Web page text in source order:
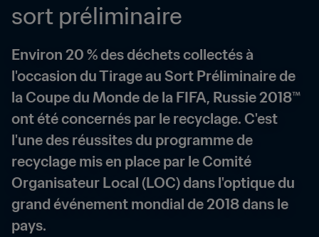
sort préliminaire
Environ 20 % des déchets collectés à
l'occasion du Tirage au Sort Préliminaire de
la Coupe du Monde de la FIFA, Russie 2018™
ont été concernés par le recyclage. C'est
l'une des réussites du programme de
recyclage mis en place par le Comité
Organisateur Local (LOC) dans l'optique du
grand événement mondial de 2018 dans le
pays.